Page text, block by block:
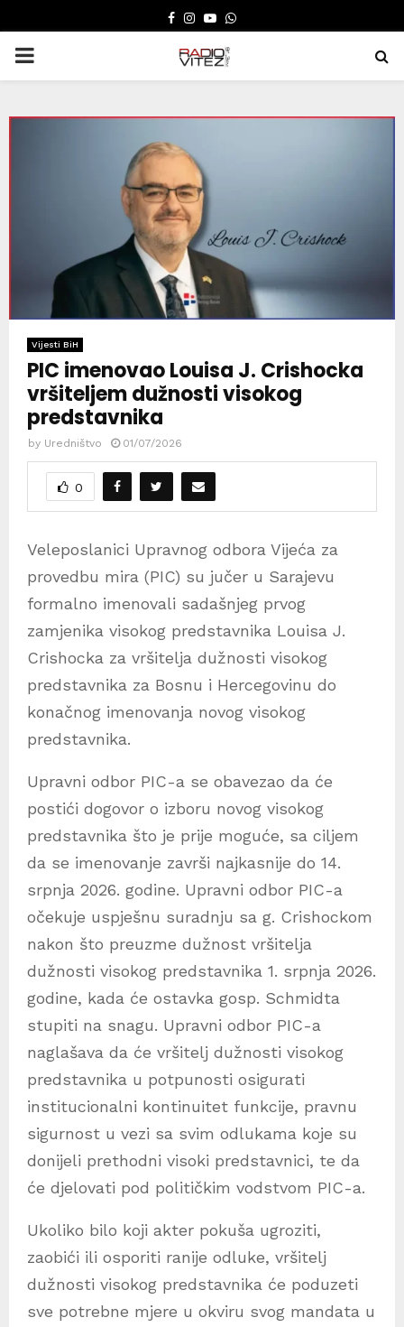
FACEBOOK
INSTAGRAM
YOUTUBE
WHATSAPP
PRIMARY
Vijesti BiH
PIC imenovao Louisa J. Crishocka
vršiteljem dužnosti visokog
predstavnika
by Uredništvo 01/07/2026
0
Veleposlanici Upravnog odbora Vijeća za
provedbu mira (PIC) su jučer u Sarajevu
formalno imenovali sadašnjeg prvog
zamjenika visokog predstavnika Louisa J.
Crishocka za vršitelja dužnosti visokog
predstavnika za Bosnu i Hercegovinu do
konačnog imenovanja novog visokog
predstavnika.
Upravni odbor PIC-a se obavezao da će
postići dogovor o izboru novog visokog
predstavnika što je prije moguće, sa ciljem
da se imenovanje završi najkasnije do 14.
srpnja 2026. godine. Upravni odbor PIC-a
očekuje uspješnu suradnju sa g. Crishockom
nakon što preuzme dužnost vršitelja
dužnosti visokog predstavnika 1. srpnja 2026.
godine, kada će ostavka gosp. Schmidta
stupiti na snagu. Upravni odbor PIC-a
naglašava da će vršitelj dužnosti visokog
predstavnika u potpunosti osigurati
institucionalni kontinuitet funkcije, pravnu
sigurnost u vezi sa svim odlukama koje su
donijeli prethodni visoki predstavnici, te da
će djelovati pod političkim vodstvom PIC-a.
Ukoliko bilo koji akter pokuša ugroziti,
zaobići ili osporiti ranije odluke, vršitelj
dužnosti visokog predstavnika će poduzeti
sve potrebne mjere u okviru svog mandata u